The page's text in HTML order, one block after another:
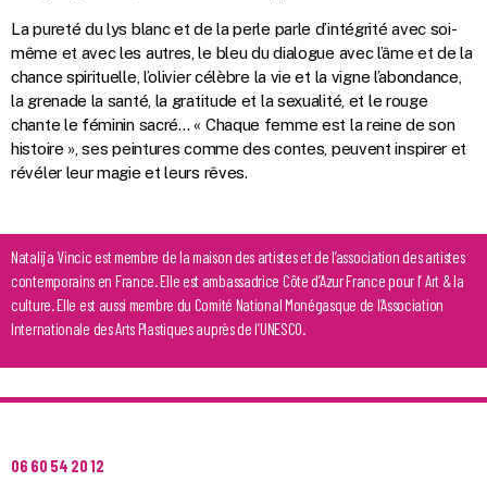
La pureté du lys blanc et de la perle parle d’intégrité avec soi-
même et avec les autres, le bleu du dialogue avec l’âme et de la
chance spirituelle, l’olivier célèbre la vie et la vigne l’abondance,
la grenade la santé, la gratitude et la sexualité, et le rouge
chante le féminin sacré… « Chaque femme est la reine de son
histoire », ses peintures comme des contes, peuvent inspirer et
révéler leur magie et leurs rêves.
Natalija Vincic est membre de la maison des artistes et de l’association des artistes
contemporains en France. Elle est ambassadrice Côte d’Azur France pour l’ Art & la
culture. Elle est aussi membre du Comité National Monégasque de l’Association
Internationale des Arts Plastiques auprès de l’UNESCO.
06 60 54 20 12